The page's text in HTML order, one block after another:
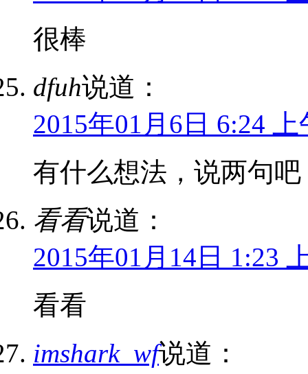
很棒
dfuh说道：
2015年01月6日 6:24 上
有什么想法，说两句吧
看看说道：
2015年01月14日 1:23
看看
imshark_wf说道：